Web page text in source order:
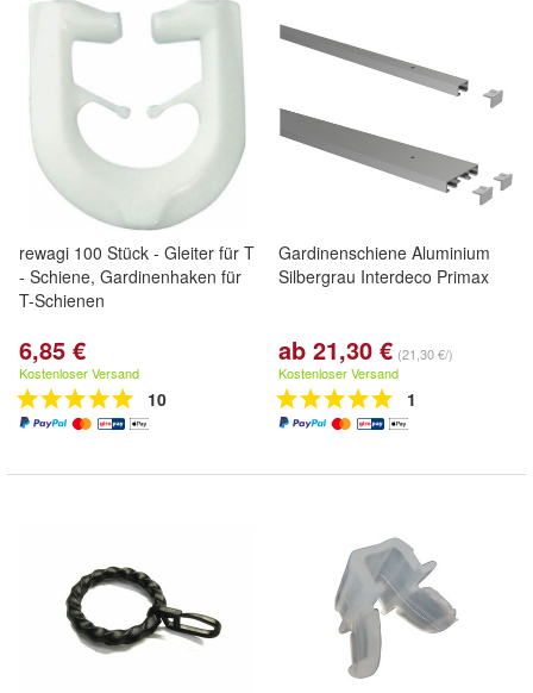
rewagi 100 Stück - Gleiter für T
- Schiene, Gardinenhaken für
T-Schienen
6,85 €
Kostenloser Versand
10
Gardinenschiene Aluminium
Silbergrau Interdeco Primax
ab 21,30 € (21,30 €/)
Kostenloser Versand
1